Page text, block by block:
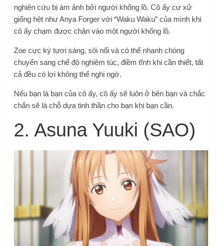
nghiên cứu bị ám ảnh bởi người khổng lồ. Cô ấy cư xử
giống hệt như Anya Forger với “Waku Waku” của mình khi
cô ấy chạm được chân vào một người khổng lồ.
Zoe cực kỳ tươi sáng, sôi nổi và có thể nhanh chóng
chuyển sang chế độ nghiêm túc, điềm tĩnh khi cần thiết, tất
cả đều có lợi không thể nghi ngờ.
Nếu bạn là bạn của cô ấy, cô ấy sẽ luôn ở bên bạn và chắc
chắn sẽ là chỗ dựa tinh thần cho bạn khi bạn cần.
2. Asuna Yuuki (SAO)